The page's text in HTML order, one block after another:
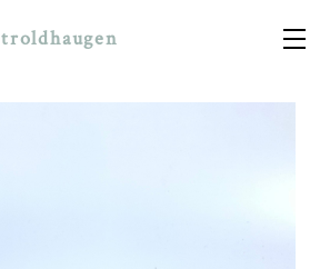
troldhaugen